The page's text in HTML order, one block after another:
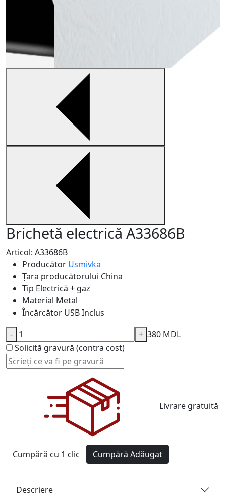
Brichetă electrică A33686B
Articol: A33686B
Producător Usmivka
Țara producătorului China
Tip Electrică + gaz
Material Metal
Încărcător USBInclus
380 MDL
Solicită gravură (contra cost)
- +
Livrare gratuită
Cumpără cu 1 clic Cumpără Adăugat
Descriere